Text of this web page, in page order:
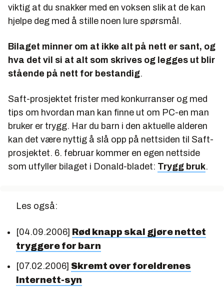
viktig at du snakker med en voksen slik at de kan
hjelpe deg med å stille noen lure spørsmål.
Bilaget minner om at ikke alt på nett er sant, og
hva det vil si at alt som skrives og legges ut blir
stående på nett for bestandig.
Saft-prosjektet frister med konkurranser og med
tips om hvordan man kan finne ut om PC-en man
bruker er trygg. Har du barn i den aktuelle alderen
kan det være nyttig å slå opp på nettsiden til Saft-
prosjektet. 6. februar kommer en egen nettside
som utfyller bilaget i Donald-bladet: Trygg bruk.
Les også:
[04.09.2006] Rød knapp skal gjøre nettet
tryggere for barn
[07.02.2006] Skremt over foreldrenes
Internett-syn